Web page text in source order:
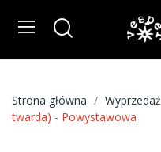
Strona główna Wyprzedaż
twarda) - Powystawowa